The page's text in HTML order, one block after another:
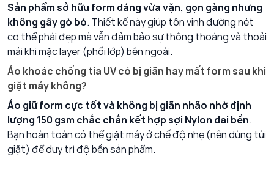
Sản phẩm sở hữu form dáng vừa vặn, gọn gàng nhưng
không gây gò bó. Thiết kế này giúp tôn vinh đường nét
cơ thể phái đẹp mà vẫn đảm bảo sự thông thoáng và thoải
mái khi mặc layer (phối lớp) bên ngoài.
Áo khoác chống tia UV có bị giãn hay mất form sau khi
giặt máy không?
Áo giữ form cực tốt và không bị giãn nhão nhờ định
lượng 150 gsm chắc chắn kết hợp sợi Nylon dai bền.
Bạn hoàn toàn có thể giặt máy ở chế độ nhẹ (nên dùng túi
giặt) để duy trì độ bền sản phẩm.